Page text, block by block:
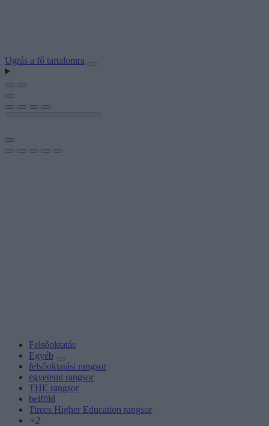
Ugrás a fő tartalomra
Felsőoktatás
Egyéb
felsőoktatási rangsor
egyetemi rangsor
THE rangsor
belföld
Times Higher Education rangsor
+2